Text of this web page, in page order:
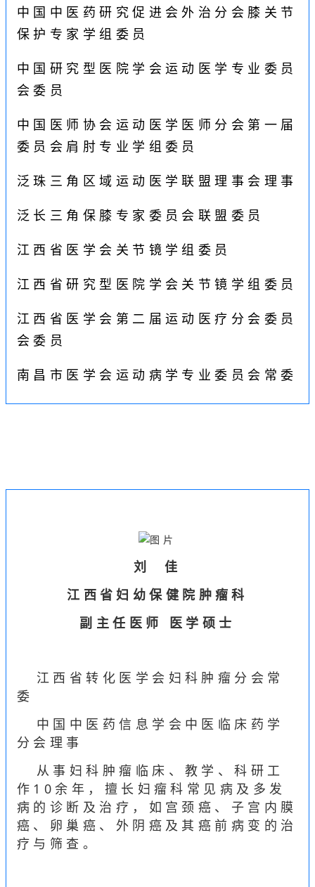
中国中医药研究促进会外治分会膝关节
保护专家学组委员
中国研究型医院学会运动医学专业委员
会委员
中国医师协会运动医学医师分会第一届
委员会肩肘专业学组委员
泛珠三角区域运动医学联盟理事会理事
泛长三角保膝专家委员会联盟委员
江西省医学会关节镜学组委员
江西省研究型医院学会关节镜学组委员
江西省医学会第二届运动医疗分会委员
会委员
南昌市医学会运动病学专业委员会常委
刘 佳
江西省妇幼保健院肿瘤科
副主任医师 医学硕士
江西省转化医学会妇科肿瘤分会常
委
中国中医药信息学会中医临床药学
分会理事
从事妇科肿瘤临床、教学、科研工
作 10余年，擅长妇瘤科常见病及多发
病的诊断及治疗，如宫颈癌、子宫内膜
癌、卵巢癌、外阴癌及其癌前病变的治
疗与筛查。